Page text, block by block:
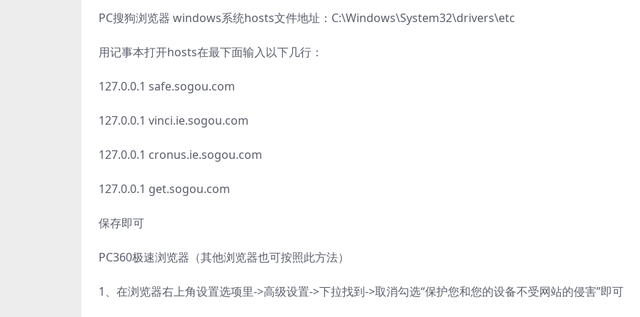
PC搜狗浏览器 windows系统hosts文件地址：C:\Windows\System32\drivers\etc
用记事本打开hosts在最下面输入以下几行：
127.0.0.1 safe.sogou.com
127.0.0.1 vinci.ie.sogou.com
127.0.0.1 cronus.ie.sogou.com
127.0.0.1 get.sogou.com
保存即可
PC360极速浏览器（其他浏览器也可按照此方法）
1、在浏览器右上角设置选项里->高级设置->下拉找到->取消勾选“保护您和您的设备不受网站的侵害”即可